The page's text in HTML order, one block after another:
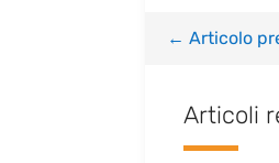
← Articolo
Articoli